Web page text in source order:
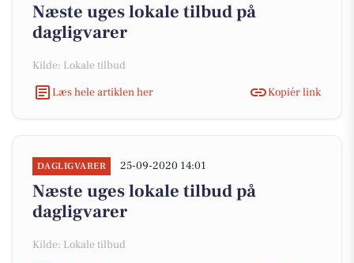
Næste uges lokale tilbud på
dagligvarer
Kilde: Lokale tilbud
Læs hele artiklen her
Kopiér link
DAGLIGVARER 25-09-2020 14:01
Næste uges lokale tilbud på
dagligvarer
Kilde: Lokale tilbud